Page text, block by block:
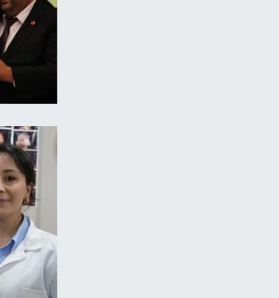
Haberleri